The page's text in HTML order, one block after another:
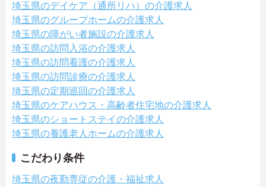
埼玉県のデイケア（通所リハ）の介護求人
埼玉県のグループホームの介護求人
埼玉県の障がい者施設の介護求人
埼玉県の訪問入浴の介護求人
埼玉県の訪問看護の介護求人
埼玉県の訪問診療の介護求人
埼玉県の定期巡回の介護求人
埼玉県のケアハウス・高齢者住宅地の介護求人
埼玉県のショートステイの介護求人
埼玉県の養護老人ホームの介護求人
こだわり条件
埼玉県の夜勤専従の介護・福祉求人